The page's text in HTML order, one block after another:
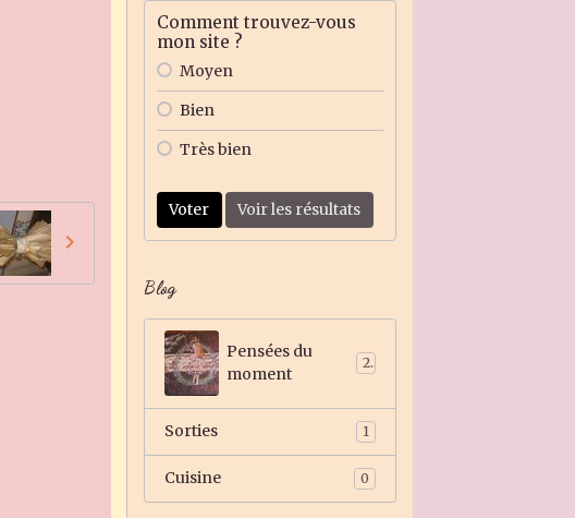
Comment trouvez-vous
mon site ?
Moyen
Bien
Très bien
Voter Voir les résultats
Blog
Pensées du
moment
2
Sorties 1
Cuisine 0